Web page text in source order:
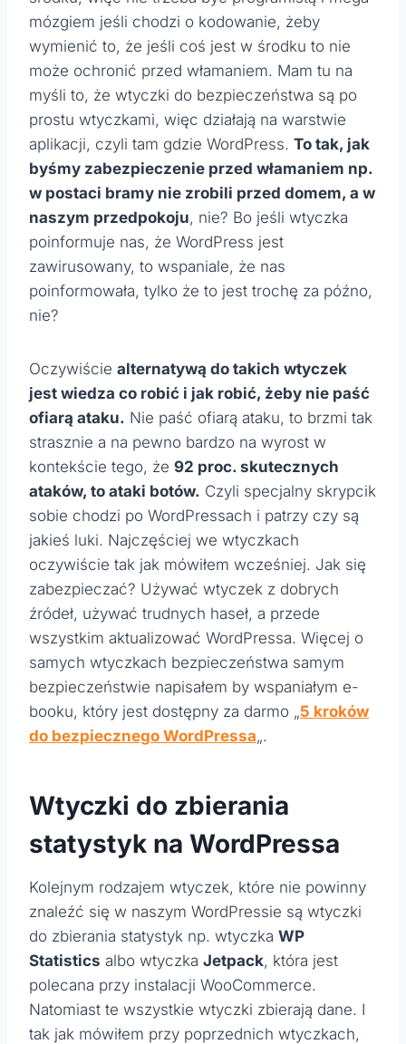
mózgiem jeśli chodzi o kodowanie, żeby
wymienić to, że jeśli coś jest w środku to nie
może ochronić przed włamaniem. Mam tu na
myśli to, że wtyczki do bezpieczeństwa są po
prostu wtyczkami, więc działają na warstwie
aplikacji, czyli tam gdzie WordPress. To tak, jak
byśmy zabezpieczenie przed włamaniem np.
w postaci bramy nie zrobili przed domem, a w
naszym przedpokoju, nie? Bo jeśli wtyczka
poinformuje nas, że WordPress jest
zawirusowany, to wspaniale, że nas
poinformowała, tylko że to jest trochę za późno,
nie?
Oczywiście alternatywą do takich wtyczek
jest wiedza co robić i jak robić, żeby nie paść
ofiarą ataku. Nie paść ofiarą ataku, to brzmi tak
strasznie a na pewno bardzo na wyrost w
kontekście tego, że 92 proc. skutecznych
ataków, to ataki botów. Czyli specjalny skrypcik
sobie chodzi po WordPressach i patrzy czy są
jakieś luki. Najczęściej we wtyczkach
oczywiście tak jak mówiłem wcześniej. Jak się
zabezpieczać? Używać wtyczek z dobrych
źródeł, używać trudnych haseł, a przede
wszystkim aktualizować WordPressa. Więcej o
samych wtyczkach bezpieczeństwa samym
bezpieczeństwie napisałem by wspaniałym e-
booku, który jest dostępny za darmo „5 kroków
do bezpiecznego WordPressa„.
Wtyczki do zbierania
statystyk na WordPressa
Kolejnym rodzajem wtyczek, które nie powinny
znaleźć się w naszym WordPressie są wtyczki
do zbierania statystyk np. wtyczka WP
Statistics albo wtyczka Jetpack, która jest
polecana przy instalacji WooCommerce.
Natomiast te wszystkie wtyczki zbierają dane. I
tak jak mówiłem przy poprzednich wtyczkach,